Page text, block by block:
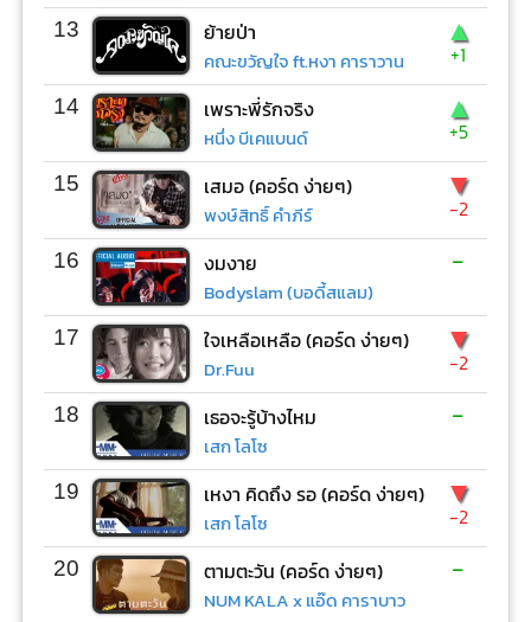
13 ย้ายป่า
คณะขวัญใจ ft.หงา คาราวาน
▲
+1
14 เพราะพี่รักจริง
หนึ่ง บีเคแบนด์
▲
+5
15 เสมอ (คอร์ด ง่ายๆ)
พงษ์สิทธิ์ คำภีร์
▼
-2
16 งมงาย
Bodyslam (บอดี้สแลม)
-
17 ใจเหลือเหลือ (คอร์ด ง่ายๆ)
Dr.Fuu
▼
-2
18 เธอจะรู้บ้างไหม
เสก โลโซ
-
19 เหงา คิดถึง รอ (คอร์ด ง่ายๆ)
เสก โลโซ
▼
-2
20 ตามตะวัน (คอร์ด ง่ายๆ)
NUM KALA x แอ๊ด คาราบาว
-